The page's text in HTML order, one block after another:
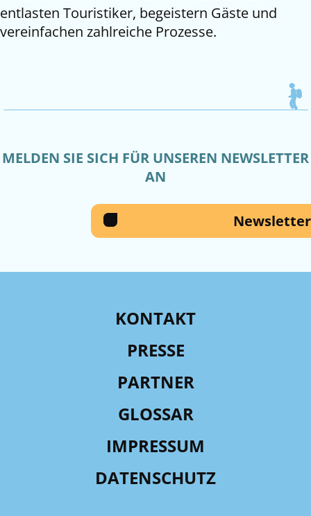
entlasten Touristiker, begeistern Gäste und
vereinfachen zahlreiche Prozesse.
MELDEN SIE SICH FÜR UNSEREN NEWSLETTER
AN
Newsletter
KONTAKT
PRESSE
PARTNER
GLOSSAR
IMPRESSUM
DATENSCHUTZ